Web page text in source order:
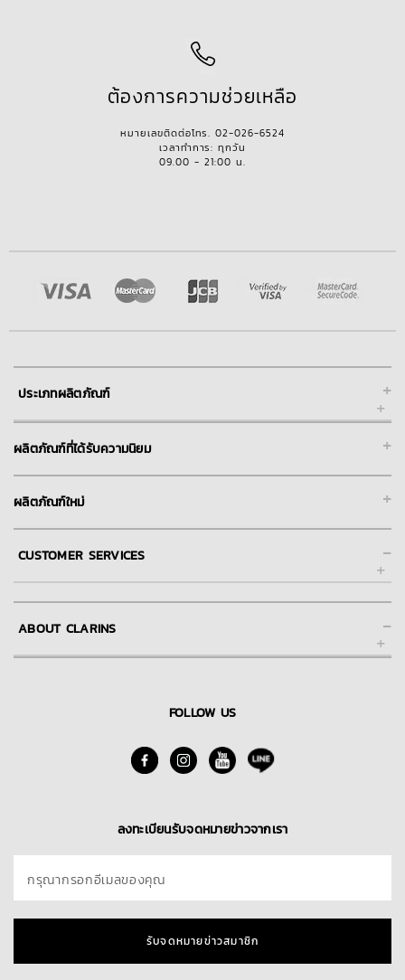
ต้องการความช่วยเหลือ
หมายเลขติดต่อโทร. 02-026-6524
เวลาทำการ: ทุกวัน
09.00 - 21:00 น.
+
ประเภทผลิตภัณฑ์
+
ผลิตภัณฑ์ที่ได้รับความนิยม
+
ผลิตภัณฑ์ใหม่
-
CUSTOMER SERVICES
FAQs คำถามที่พบบ่อย
การชำระเงิน
-
ABOUT CLARINS
FOLLOW US
ลงทะเบียนรับจดหมายข่าวจากเรา
กรุณากรอกอีเมลของคุณ
รับจดหมายข่าวสมาชิก